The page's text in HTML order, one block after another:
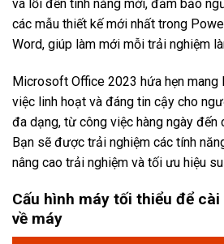
vá lỗi đến tính năng mới, đảm bảo
các mẫu thiết kế mới nhất trong
Word, giúp làm mới mỗi trải nghiệm
Microsoft Office 2023 hứa hẹn
việc linh hoạt và đáng tin cậy cho
đa dạng, từ công việc hàng ngày đến
Bạn sẽ được trải nghiệm các tính
nâng cao trải nghiệm và tối ưu hiệu
Cấu hình máy tối thiểu để
về máy